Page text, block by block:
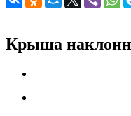
Крыша